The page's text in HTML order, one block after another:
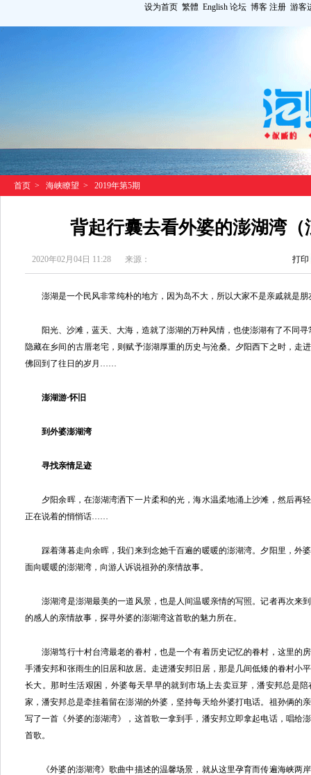
设为首页 繁體 English 论坛 博客 注册 游客
首页 > 海峡瞭望 > 2019年第5期
背起行囊去看外婆的澎湖湾（
2020年02月04日 11:28 来源： 打印
澎湖是一个民风非常纯朴的地方，因为岛不大，所以大家不是亲戚就是
阳光、沙滩，蓝天、大海，造就了澎湖的万种风情，也使澎湖有了不同寻
隐藏在乡间的古厝老宅，则赋予澎湖厚重的历史与沧桑。夕阳西下之时，走
佛回到了往日的岁月……
澎湖游·怀旧
到外婆澎湖湾
寻找亲情足迹
夕阳余晖，在澎湖湾洒下一片柔和的光，海水温柔地涌上沙滩，然后再
正在说着的悄悄话……
踩着薄暮走向余晖，我们来到念她千百遍的暖暖的澎湖湾。夕阳里，外
面向暖暖的澎湖湾，向游人诉说祖孙的亲情故事。
澎湖湾是澎湖最美的一道风景，也是人间温暖亲情的写照。记者再次来
的感人的亲情故事，探寻外婆的澎湖湾这首歌的魅力所在。
澎湖笃行十村台湾最老的眷村，也是一个有着历史记忆的眷村，这里的
手潘安邦和张雨生的旧居和故居。走进潘安邦旧居，那是几间低矮的眷村小
长大。那时生活艰困，外婆每天早早的就到市场上去卖豆芽，潘安邦总是
家，潘安邦总是牵挂着留在澎湖的外婆，坚持每天给外婆打电话。祖孙俩的
写了一首《外婆的澎湖湾》，这首歌一拿到手，潘安邦立即拿起电话，唱给
首歌。
《外婆的澎湖湾》歌曲中描述的温馨场景，就从这里孕育而传遍海峡两